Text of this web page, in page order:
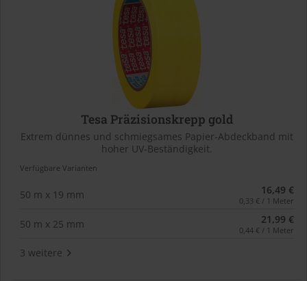
Tesa Präzisionskrepp gold
Extrem dünnes und schmiegsames Papier-Abdeckband mit
hoher UV-Beständigkeit.
Verfügbare Varianten
50 m x 19 mm 16,49 €
0,33 € / 1 Meter
50 m x 25 mm 21,99 €
0,44 € / 1 Meter
3 weitere